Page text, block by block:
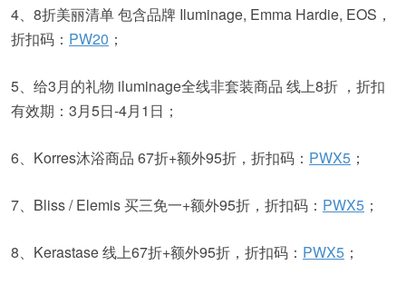
4、8折美丽清单 包含品牌 Iluminage, Emma Hardie, EOS，
折扣码： PW20 ；
5、给3月的礼物 iluminage全线非套装商品 线上8折 ，折扣
有效期：3月5日-4月1日；
6、Korres沐浴商品 67折+额外95折，折扣码： PWX5 ；
7、Bliss / Elemis 买三免一+额外95折，折扣码： PWX5 ；
8、Kerastase 线上67折+额外95折，折扣码： PWX5 ；